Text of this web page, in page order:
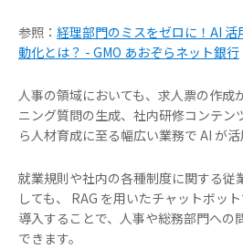
参照： 経理部門のミスをゼロに！AI
動化とは？ - GMO あおぞらネット銀行
人事の領域においても、求人票の作成
ニング質問の生成、社内研修コンテン
ら人材育成に至る幅広い業務で AI が活
就業規則や社内の各種制度に関する従
しても、 RAG を用いたチャットボッ
導入することで、人事や総務部門への
できます。